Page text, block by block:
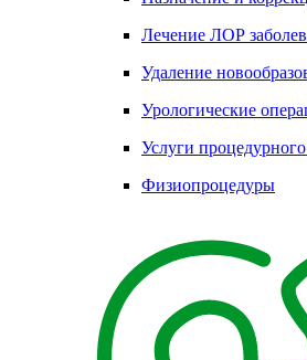
Лечение ЛОР
Удаление
Урологические
Услуги
Физиопроцедуры